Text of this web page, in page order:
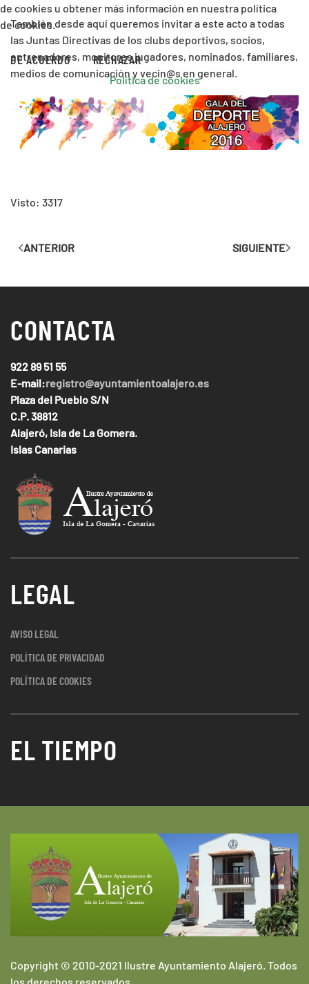
También desde aquí queremos invitar a este acto a todas
las Juntas Directivas de los clubs deportivos, socios,
entrenadores, monitores jugadores, nominados, familiares,
medios de comunicación y vecin@s en general.
Visto: 3317
ANTERIOR SIGUIENTE
CONTACTA
922 89 51 55
E-mail:registro@ayuntamientoalajero.es
Plaza del Pueblo S/N
C.P. 38812
Alajeró, Isla de La Gomera.
Islas Canarias
LEGAL
AVISO LEGAL
POLÍTICA DE PRIVACIDAD
POLÍTICA DE COOKIES
EL TIEMPO
Copyright © 2010-2021 Ilustre Ayuntamiento Alajeró. Todos
de cookies u obtener más información en nuestra política
de cookies.
DE ACUERDO RECHAZAR
Política de cookies